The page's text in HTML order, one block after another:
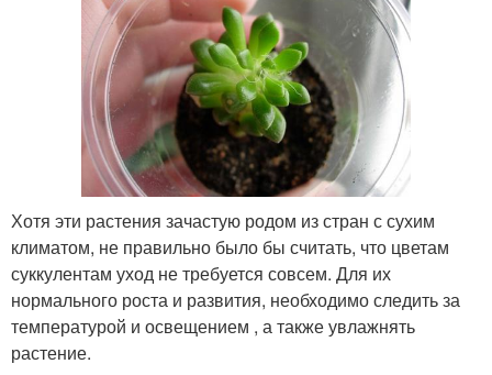
Хотя эти растения зачастую родом из стран с сухим
климатом, не правильно было бы считать, что цветам
суккулентам уход не требуется совсем. Для их
нормального роста и развития, необходимо следить за
температурой и освещением , а также увлажнять
растение.